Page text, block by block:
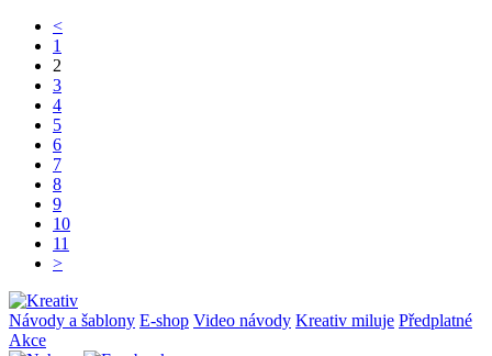
<
1
2
3
4
5
6
7
8
9
10
11
>
Návody a šablony E-shop Video návody Kreativ miluje Předplatné
Akce